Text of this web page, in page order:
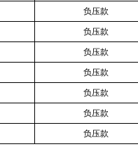
负压款
负压款
负压款
负压款
负压款
负压款
负压款